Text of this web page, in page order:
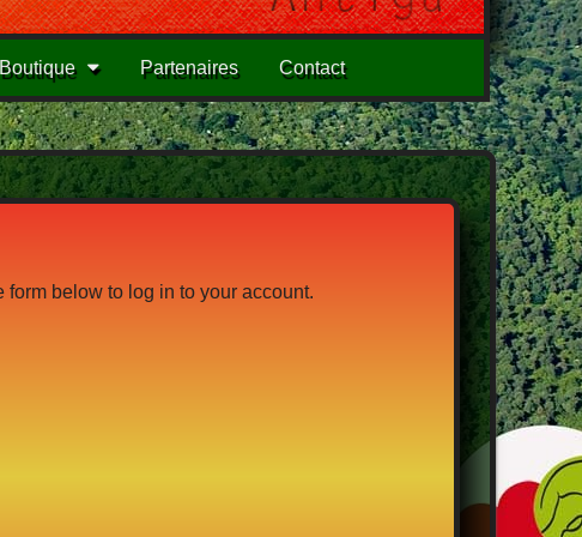
Boutique Partenaires Contact
below to log in to your account.